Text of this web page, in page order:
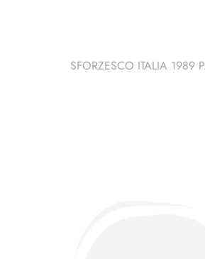
SFORZESCO ITALIA 1989